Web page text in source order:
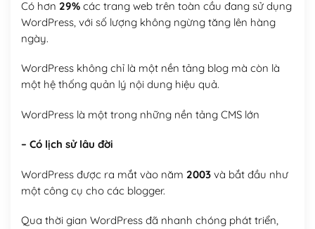
Có hơn 29%các trang web trên toàn cầu đang sử dụng
WordPress, với số lượng không ngừng tăng lên hàng
ngày.
WordPress không chỉ là một nền tảng blog mà còn là
một hệ thống quản lý nội dung hiệu quả.
WordPress là một trong những nền tảng CMS lớn
– Có lịch sử lâu đời
WordPress được ra mắt vào năm 2003và bắt đầu như
một công cụ cho các blogger.
Qua thời gian WordPress đã nhanh chóng phát triển,